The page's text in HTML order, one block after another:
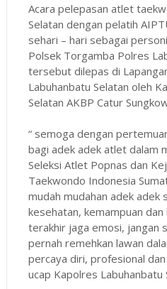
Acara pelepasan atlet
Selatan dengan pelatih
sehari – hari sebagai
Polsek Torgamba Polres
tersebut dilepas di
Labuhanbatu Selatan oleh
Selatan AKBP Catur
“ semoga dengan
bagi adek adek atlet dalam
Seleksi Atlet Popnas dan
Taekwondo Indonesia
mudah mudahan adek adek
kesehatan, kemampuan
terakhir jaga emosi, jangan
pernah remehkan lawan
percaya diri, profesional
ucap Kapolres Labuhanbatu